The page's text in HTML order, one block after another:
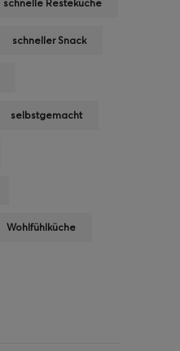
schnelle Resteküche
schneller Snack
selbstgemacht
Wohlfühlküche